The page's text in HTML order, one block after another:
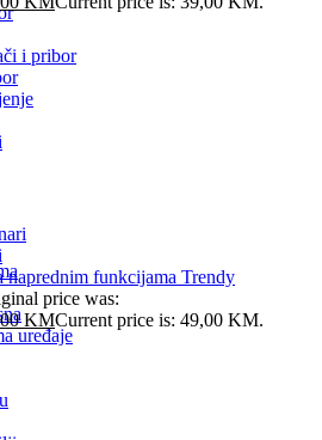
i pribor
uređaje
naprednim funkcijama Trendy
price was:
KMCurrent price is: 49,00 KM.